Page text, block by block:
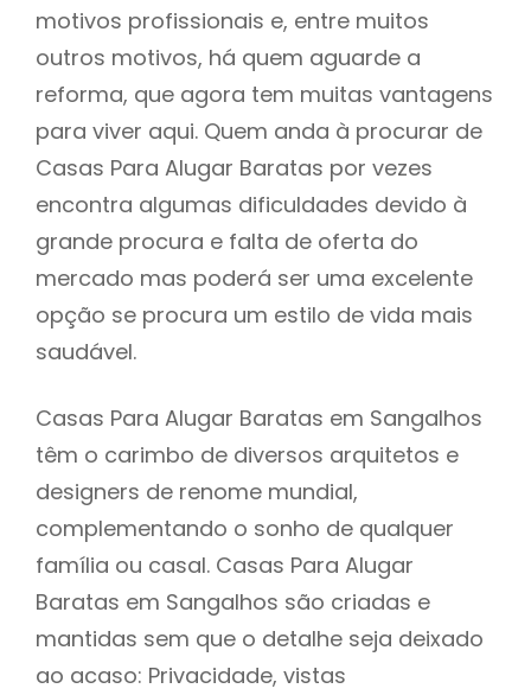
motivos profissionais e, entre muitos
outros motivos, há quem aguarde a
reforma, que agora tem muitas vantagens
para viver aqui. Quem anda à procurar de
Casas Para Alugar Baratas por vezes
encontra algumas dificuldades devido à
grande procura e falta de oferta do
mercado mas poderá ser uma excelente
opção se procura um estilo de vida mais
saudável.
Casas Para Alugar Baratas em Sangalhos
têm o carimbo de diversos arquitetos e
designers de renome mundial,
complementando o sonho de qualquer
família ou casal. Casas Para Alugar
Baratas em Sangalhos são criadas e
mantidas sem que o detalhe seja deixado
ao acaso: Privacidade, vistas